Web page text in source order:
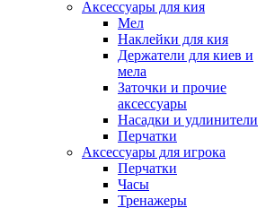
Аксессуары для кия
Мел
Наклейки для кия
Держатели для киев и
мела
Заточки и прочие
аксессуары
Насадки и удлинители
Перчатки
Аксессуары для игрока
Перчатки
Часы
Тренажеры